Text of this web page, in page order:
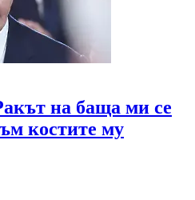
на баща ми се
костите му